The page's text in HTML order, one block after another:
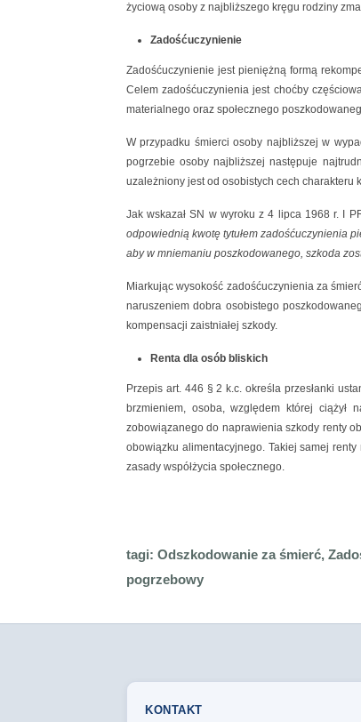
życiową osoby z najbliższego kręgu rodziny
Zadośćuczynienie
Zadośćuczynienie jest pieniężną formą
Celem zadośćuczynienia jest choćby
materialnego oraz społecznego
W przypadku śmierci osoby najbliższej w
pogrzebie osoby najbliższej następuje
uzależniony jest od osobistych cech
Jak wskazał SN w wyroku z 4 lipca 1968 r. I
odpowiednią kwotę tytułem zadośćuczynienia
aby w mniemaniu poszkodowanego, szkoda
Miarkując wysokość zadośćuczynienia za
naruszeniem dobra osobistego
kompensacji zaistniałej szkody.
Renta dla osób bliskich
Przepis art. 446 § 2 k.c. określa przesłanki
brzmieniem, osoba, względem której ciążył
zobowiązanego do naprawienia szkody renty
obowiązku alimentacyjnego. Takiej samej
zasady współżycia społecznego.
tagi: Odszkodowanie za śmierć,
pogrzebowy
KONTAKT